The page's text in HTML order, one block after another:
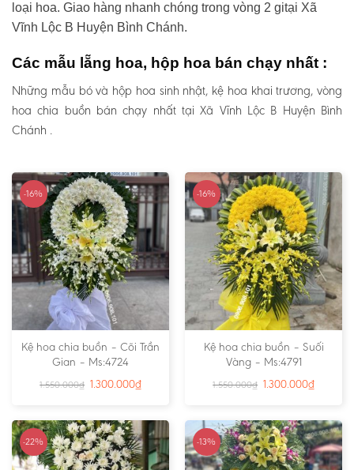
loại hoa. Giao hàng nhanh chóng trong vòng 2 gitại Xã
Vĩnh Lộc B Huyện Bình Chánh.
Các mẫu lẵng hoa, hộp hoa bán chạy nhất :
Những mẫu bó và hộp hoa sinh nhật, kệ hoa khai trương, vòng
hoa chia buồn bán chạy nhất tại Xã Vĩnh Lộc B Huyện Bình
Chánh .
-16%
Kệ hoa chia buồn – Cõi Trần
Gian – Ms:4724
1.550.000₫ 1.300.000₫
-16%
Kệ hoa chia buồn – Suối
Vàng – Ms:4791
1.550.000₫ 1.300.000₫
-22% -13%